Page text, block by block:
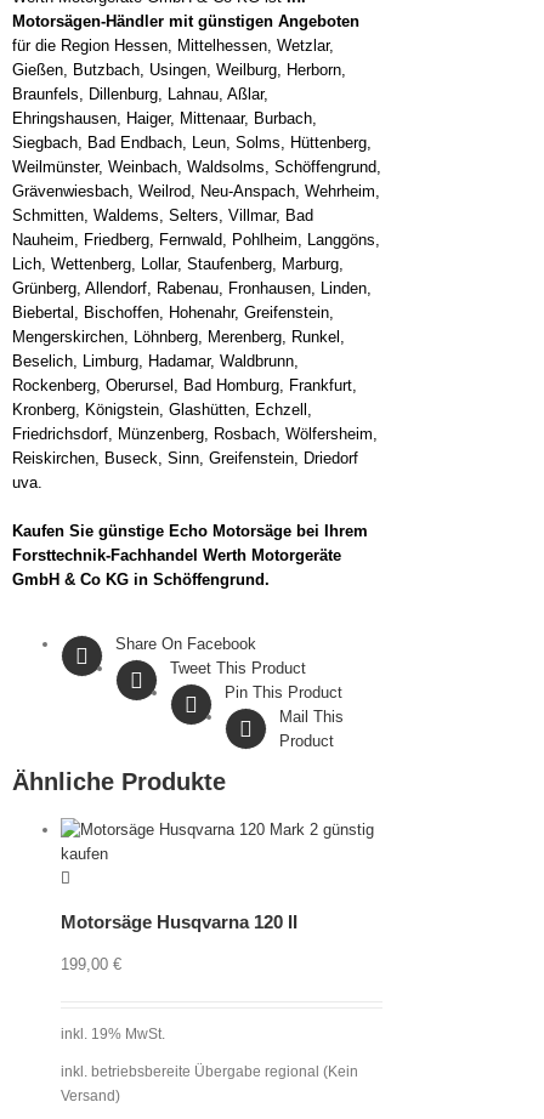
Motorsägen-Händler mit günstigen Angeboten
für die Region Hessen, Mittelhessen, Wetzlar,
Gießen, Butzbach, Usingen, Weilburg, Herborn,
Braunfels, Dillenburg, Lahnau, Aßlar,
Ehringshausen, Haiger, Mittenaar, Burbach,
Siegbach, Bad Endbach, Leun, Solms, Hüttenberg,
Weilmünster, Weinbach, Waldsolms, Schöffengrund,
Grävenwiesbach, Weilrod, Neu-Anspach, Wehrheim,
Schmitten, Waldems, Selters, Villmar, Bad
Nauheim, Friedberg, Fernwald, Pohlheim, Langgöns,
Lich, Wettenberg, Lollar, Staufenberg, Marburg,
Grünberg, Allendorf, Rabenau, Fronhausen, Linden,
Biebertal, Bischoffen, Hohenahr, Greifenstein,
Mengerskirchen, Löhnberg, Merenberg, Runkel,
Beselich, Limburg, Hadamar, Waldbrunn,
Rockenberg, Oberursel, Bad Homburg, Frankfurt,
Kronberg, Königstein, Glashütten, Echzell,
Friedrichsdorf, Münzenberg, Rosbach, Wölfersheim,
Reiskirchen, Buseck, Sinn, Greifenstein, Driedorf
uva.
Kaufen Sie günstige Echo Motorsäge bei Ihrem
Forsttechnik-Fachhandel Werth Motorgeräte
GmbH & Co KG in Schöffengrund.
Share On Facebook
Tweet This Product
Pin This Product
Mail This
Product
Ähnliche Produkte
Motorsäge Husqvarna 120 II
199,00 €
inkl. 19% MwSt.
inkl. betriebsbereite Übergabe regional (Kein
Versand)